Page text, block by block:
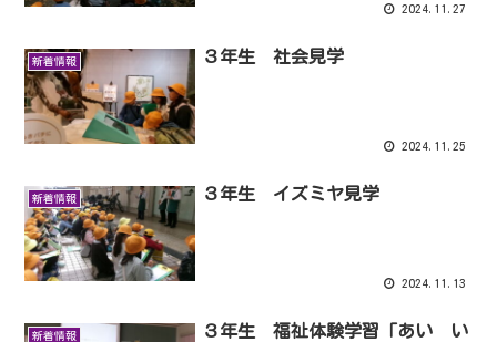
2024.11.27
新着情報 ３年生 社会見学
2024.11.25
新着情報 ３年生 イズミヤ見学
2024.11.13
新着情報
３年生 福祉体験学習「あい い